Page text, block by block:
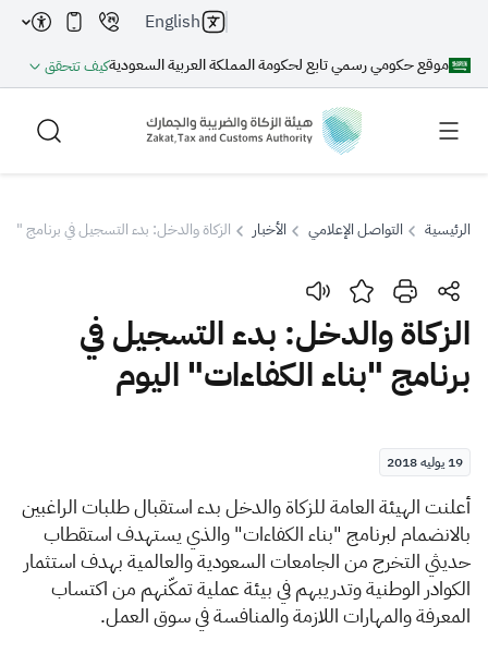
موقع حكومي رسمي تابع لحكومة المملكة العربية السعوديةكيف تتحقق
English
بحث
بحث بحث AI
اقتراحات
الإقرار الضريبي
التصرفات العقارية
الرئيسية التواصل الإعلامي الأخبار الزكاة والدخل: بدء التسجيل في برنامج
الزكاة والدخل: بدء التسجيل في
برنامج "بناء الكفاءات" اليوم
19 يوليه 2018
أعلنت الهيئة العامة للزكاة والدخل بدء استقبال طلبات الراغبين
بالانضمام لبرنامج "بناء الكفاءات" والذي يستهدف استقطاب
حديثي التخرج من الجامعات السعودية والعالمية بهدف استثمار
الكوادر الوطنية وتدريبهم في بيئة عملية تمكّنهم من اكتساب
المعرفة والمهارات اللازمة والمنافسة في سوق العمل.